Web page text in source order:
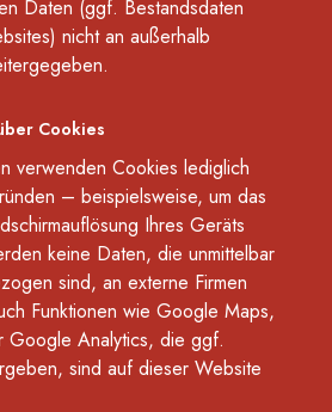
Daten (ggf. Bestandsdaten
nicht an außerhalb
Cookies
verwenden Cookies lediglich
– beispielsweise, um das
Ihres Geräts
keine Daten, die unmittelbar
sind, an externe Firmen
Funktionen wie Google Maps,
Google Analytics, die ggf.
sind auf dieser Website